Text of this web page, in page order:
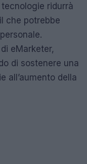
ridurrà
che potrebbe
eMarketer,
di sostenere una
all’aumento della